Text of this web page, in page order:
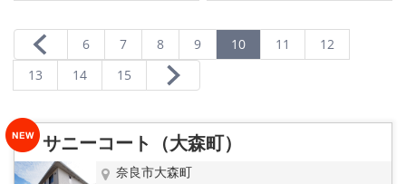
地域から探す
AcePlanner公式ライン
6 7 8 9 10 11
12
13
14 15
サニーコート（大森町）
奈良市大森町